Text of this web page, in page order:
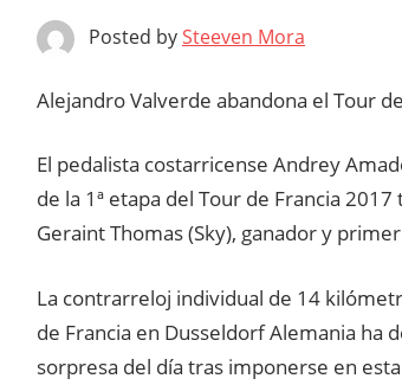
Posted bySteeven Mora
Alejandro Valverde abandona el Tour
El pedalista costarricense Andrey
de la 1ª etapa del Tour de Francia
Geraint Thomas (Sky), ganador y
La contrarreloj individual de 14
de Francia en Dusseldorf Alemania ha
sorpresa del día tras imponerse en